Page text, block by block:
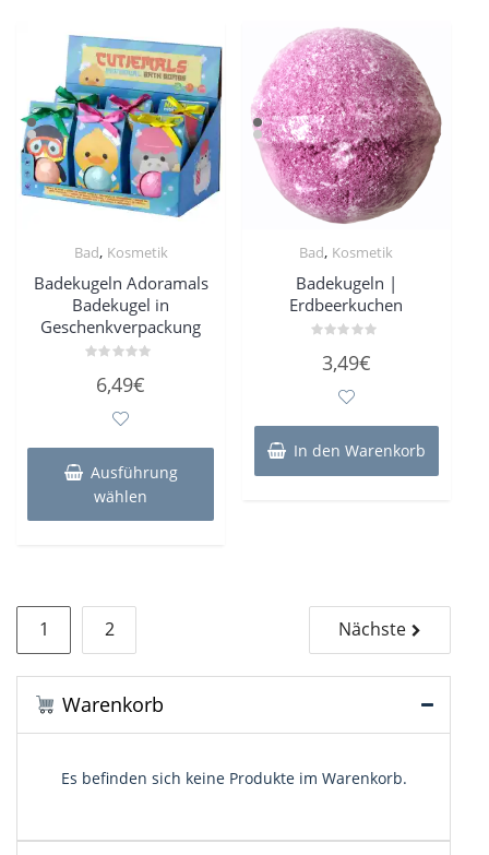
Bad, Kosmetik
Badekugeln Adoramals
Badekugel in
Geschenkverpackung
mit6,49€
Ausführung
wählen
Dieses
der
Bad, Kosmetik
Badekugeln |
Erdbeerkuchen
mit
3,49€
In den Warenkorb
Seitennummerierung
der
Beiträge
1 2 Nächste
Warenkorb
Es befinden sich keine Produkte im Warenkorb.